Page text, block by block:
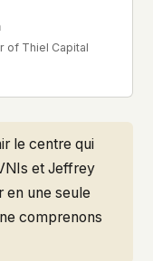
of Thiel Capital
le centre qui
et Jeffrey
en une seule
comprenons